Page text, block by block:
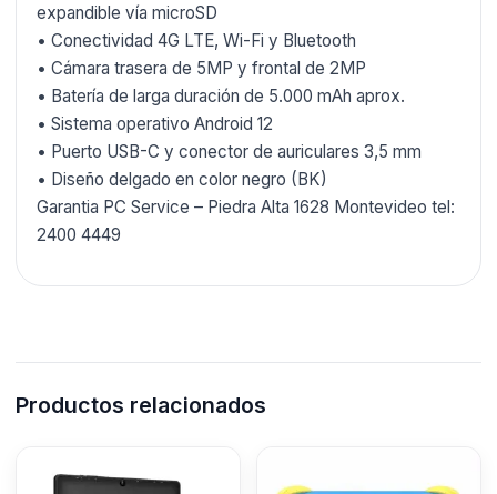
expandible vía microSD
• Conectividad 4G LTE, Wi-Fi y Bluetooth
• Cámara trasera de 5MP y frontal de 2MP
• Batería de larga duración de 5.000 mAh aprox.
• Sistema operativo Android 12
• Puerto USB-C y conector de auriculares 3,5 mm
• Diseño delgado en color negro (BK)
Garantia PC Service – Piedra Alta 1628 Montevideo tel:
2400 4449
Productos relacionados